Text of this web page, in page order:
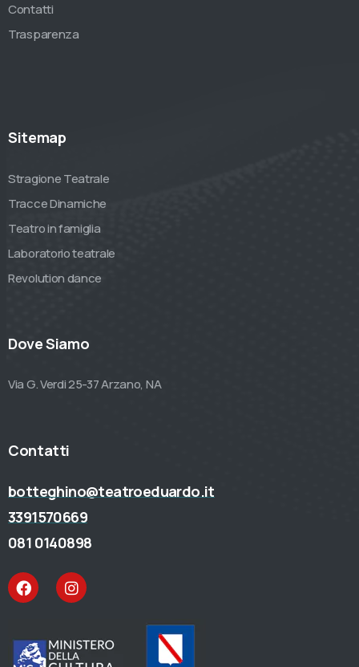
Contatti
Trasparenza
Sitemap
Stragione Teatrale
Tracce Dinamiche
Teatro in famiglia
Laboratorio teatrale
Revolution dance
Dove Siamo
Via G. Verdi 25-37 Arzano, NA
Contatti
botteghino@teatroeduardo.it
3391570669
081 0140898